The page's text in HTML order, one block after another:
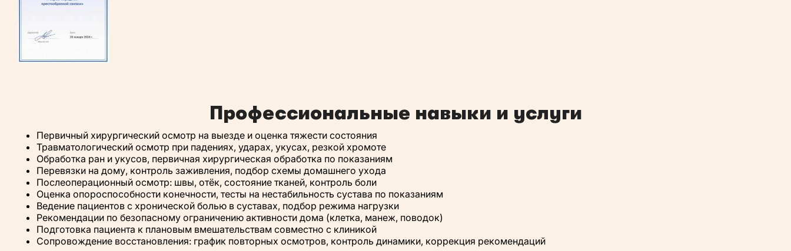
Профессиональные навыки и услуги
Первичный хирургический осмотр на выезде и оценка тяжести состояния
Травматологический осмотр при падениях, ударах, укусах, резкой хромоте
Обработка ран и укусов, первичная хирургическая обработка по показаниям
Перевязки на дому, контроль заживления, подбор схемы домашнего ухода
Послеоперационный осмотр: швы, отёк, состояние тканей, контроль боли
Оценка опороспособности конечности, тесты на нестабильность сустава по показаниям
Ведение пациентов с хронической болью в суставах, подбор режима нагрузки
Рекомендации по безопасному ограничению активности дома (клетка, манеж, поводок)
Подготовка пациента к плановым вмешательствам совместно с клиникой
Сопровождение восстановления: график повторных осмотров, контроль динамики, коррекция рекомендаций